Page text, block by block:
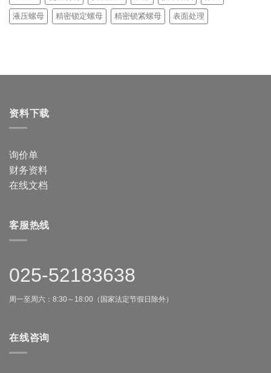
液压螺母 精密锁定螺母 精密锁紧螺母 表面处理
资料下载
询价单
财务资料
在线文档
客服热线
025-52183638
周一至周六：8:30～18:00（国家法定节假日除外）
在线咨询